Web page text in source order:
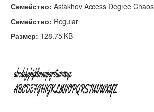
Семейство: Astakhov Access Degree Chaos
Семейство: Regular
Размер: 128.75 KB